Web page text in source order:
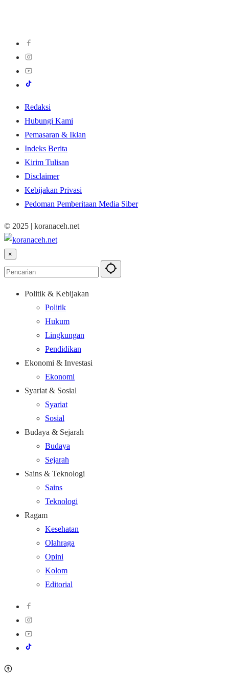
Redaksi
Hubungi Kami
Pemasaran & Iklan
Indeks Berita
Kirim Tulisan
Disclaimer
Kebijakan Privasi
Pedoman Pemberitaan Media Siber
© 2025 | koranaceh.net
×
Politik & Kebijakan
Politik
Hukum
Lingkungan
Pendidikan
Ekonomi & Investasi
Ekonomi
Syariat & Sosial
Syariat
Sosial
Budaya & Sejarah
Budaya
Sejarah
Sains & Teknologi
Sains
Teknologi
Ragam
Kesehatan
Olahraga
Opini
Kolom
Editorial